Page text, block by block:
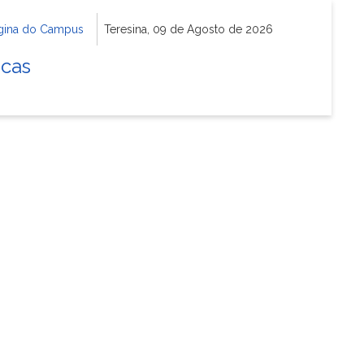
do Campus Teresina, 09 de Agosto de 2026